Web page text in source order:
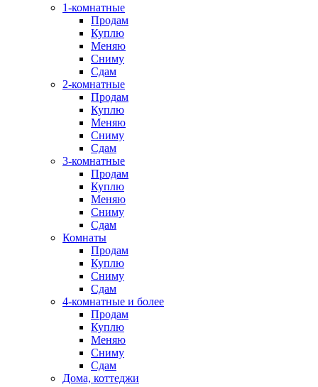
1-комнатные
Продам
Куплю
Меняю
Сниму
Сдам
2-комнатные
Продам
Куплю
Меняю
Сниму
Сдам
3-комнатные
Продам
Куплю
Меняю
Сниму
Сдам
Комнаты
Продам
Куплю
Сниму
Сдам
4-комнатные и более
Продам
Куплю
Меняю
Сниму
Сдам
Дома, коттеджи